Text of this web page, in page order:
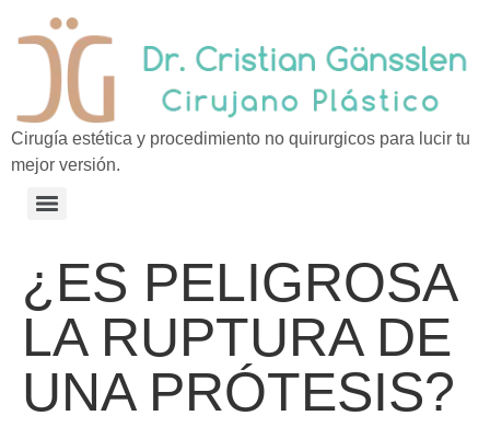
Cirugía estética y procedimiento no quirurgicos para lucir tu
mejor versión.
¿ES PELIGROSA
LA RUPTURA DE
UNA PRÓTESIS?